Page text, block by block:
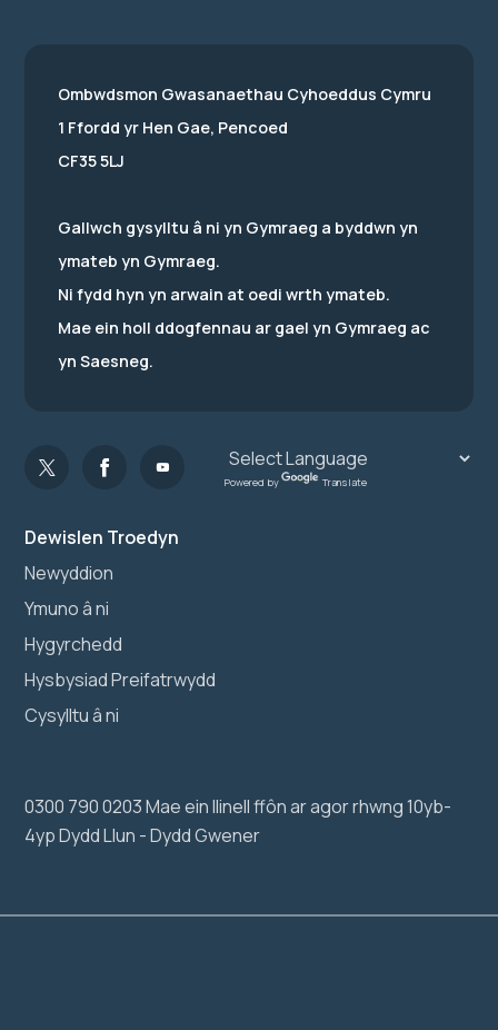
Dewislen Troedyn
Newyddion
Ymuno â ni
Hygyrchedd
Hysbysiad Preifatrwydd
Cysylltu â ni
0300 790 0203 Mae ein llinell ffôn ar agor rhwng 10yb-
4yp Dydd Llun - Dydd Gwener
Ombwdsmon Gwasanaethau Cyhoeddus Cymru
1 Ffordd yr Hen Gae, Pencoed
CF35 5LJ
Gallwch gysylltu â ni yn Gymraeg a byddwn yn
ymateb yn Gymraeg.
Ni fydd hyn yn arwain at oedi wrth ymateb.
Mae ein holl ddogfennau ar gael yn Gymraeg ac
yn Saesneg.
Powered by Translate